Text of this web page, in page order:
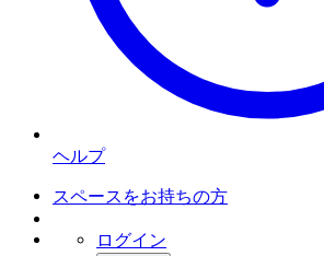
ヘルプ
スペースをお持ちの方
ログイン